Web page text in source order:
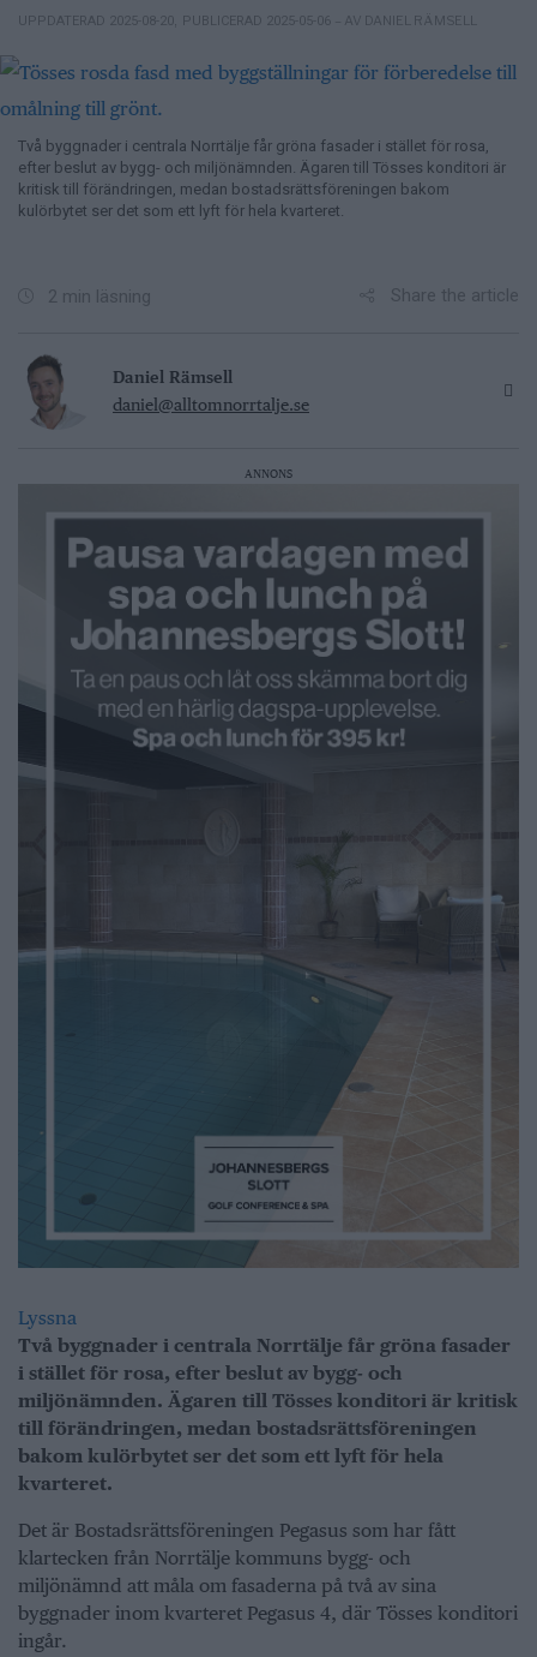
UPPDATERAD 2025-08-20 PUBLICERAD 2025-05-06 – AV DANIEL RÄMSELL
Två byggnader i centrala Norrtälje får gröna fasader i stället för rosa,
efter beslut av bygg- och miljönämnden. Ägaren till Tösses konditori är
kritisk till förändringen, medan bostadsrättsföreningen bakom
kulörbytet ser det som ett lyft för hela kvarteret.
2 min läsning Share the article
Daniel Rämsell
daniel@alltomnorrtalje.se
ANNONS
Lyssna
Två byggnader i centrala Norrtälje får gröna fasader
i stället för rosa, efter beslut av bygg- och
miljönämnden. Ägaren till Tösses konditori är kritisk
till förändringen, medan bostadsrättsföreningen
bakom kulörbytet ser det som ett lyft för hela
kvarteret.
Det är Bostadsrättsföreningen Pegasus som har fått
klartecken från Norrtälje kommuns bygg- och
miljönämnd att måla om fasaderna på två av sina
byggnader inom kvarteret Pegasus 4, där Tösses konditori
ingår.